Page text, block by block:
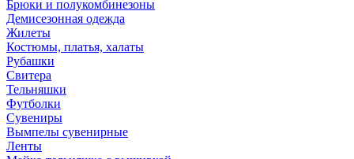
Брюки и полукомбинезоны
Демисезонная одежда
Жилеты
Костюмы, платья, халаты
Рубашки
Свитера
Тельняшки
Футболки
Сувениры
Вымпелы сувенирные
Ленты